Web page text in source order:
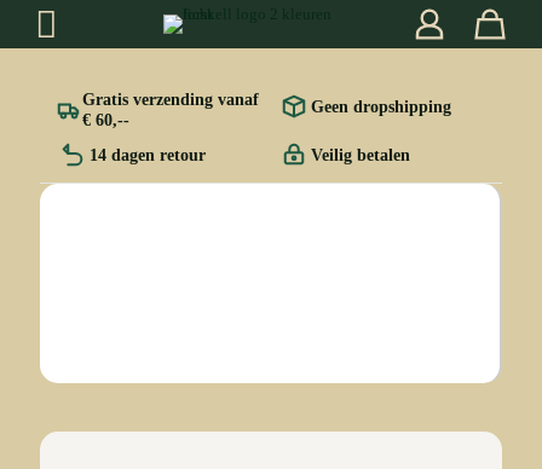
Gratis verzending vanaf
€ 60,--
Geen dropshipping
14 dagen retour Veilig betalen